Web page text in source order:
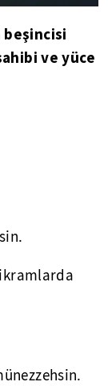
beşincisi
ve yüce